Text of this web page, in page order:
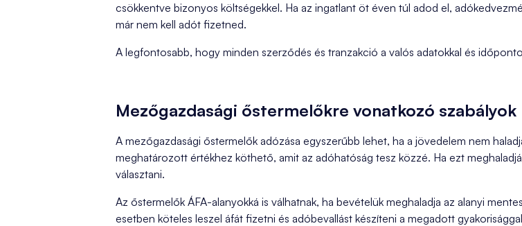
csökkentve bizonyos költségekkel. Ha az ingatlant öt éven túl adod el,
már nem kell adót fizetned.
A legfontosabb, hogy minden szerződés és tranzakció a valós adatokkal és
Mezőgazdasági őstermelőkre vonatkozó szabályok
A mezőgazdasági őstermelők adózása egyszerűbb lehet, ha a jövedelem nem
meghatározott értékhez köthető, amit az adóhatóság tesz közzé. Ha ezt
választani.
Az őstermelők ÁFA-alanyokká is válhatnak, ha bevételük meghaladja az alanyi
esetben köteles leszel áfát fizetni és adóbevallást készíteni a megadott